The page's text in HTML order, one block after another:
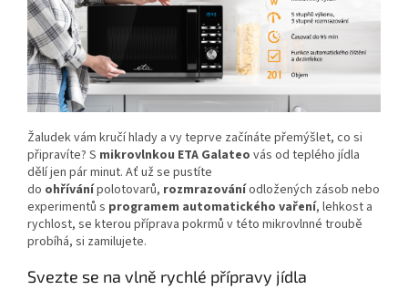
Žaludek vám kručí hlady a vy teprve začínáte přemýšlet, co si
připravíte? S mikrovlnkou ETA Galateo vás od teplého jídla
dělí jen pár minut. Ať už se pustíte
do ohřívánípolotovarů, rozmrazováníodložených zásob nebo
experimentů s programem automatického vaření, lehkost a
rychlost, se kterou příprava pokrmů v této mikrovlnné troubě
probíhá, si zamilujete.
Svezte se na vlně rychlé přípravy jídla